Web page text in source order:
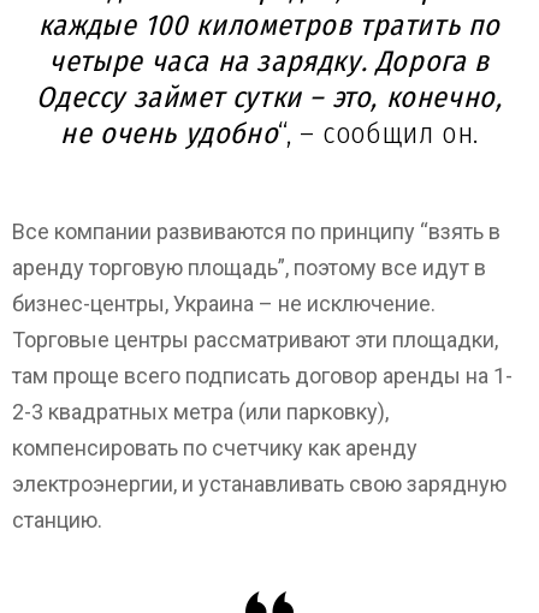
каждые 100 километров тратить по
четыре часа на зарядку. Дорога в
Одессу займет сутки – это, конечно,
не очень удобно“, – сообщил он.
Все компании развиваются по принципу “взять в
аренду торговую площадь”, поэтому все идут в
бизнес-центры, Украина – не исключение.
Торговые центры рассматривают эти площадки,
там проще всего подписать договор аренды на 1-
2-3 квадратных метра (или парковку),
компенсировать по счетчику как аренду
электроэнергии, и устанавливать свою зарядную
станцию.